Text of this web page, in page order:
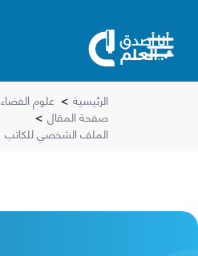
الرئيسية > علوم الفضاء
صفحة المقال >
الملف الشخصي للكاتب